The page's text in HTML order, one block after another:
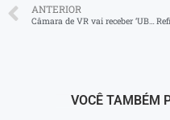
ANTERIOR
Câmara de VR vai receber ‘UBUNTU Negra Consciência’
VOCÊ TAMBÉM